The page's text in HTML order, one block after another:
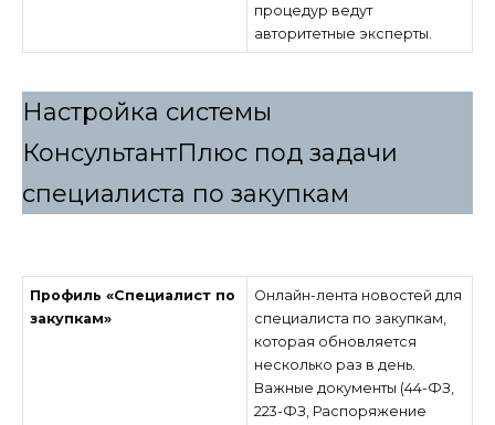
процедур ведут
авторитетные эксперты.
Настройка системы
КонсультантПлюс под задачи
специалиста по закупкам
Профиль «Специалист по
закупкам»
Онлайн-лента новостей для
специалиста по закупкам,
которая обновляется
несколько раз в день.
Важные документы (44-ФЗ,
223-ФЗ, Распоряжение